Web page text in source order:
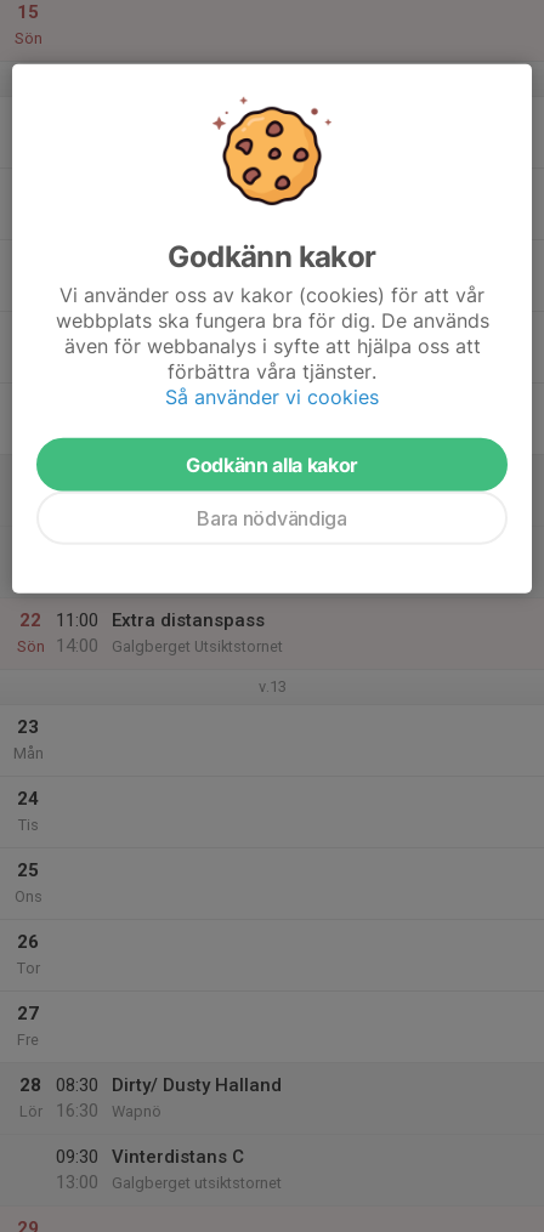
15
Sön
21 Obs! Ny samlingsplats Vinterdistans C
22
Sön
11:00
14:00
Extra distanspass
Galgberget Utsiktstornet
v.13
23
Mån
24
Tis
25
Ons
26
Tor
27
Fre
28
Lör
08:30
16:30
Dirty/ Dusty Halland
Wapnö
09:30
13:00
Vinterdistans C
Galgberget utsiktstornet
Godkänn kakor
Vi använder oss av kakor (cookies) för att vår
webbplats ska fungera bra för dig. De används
även för webbanalys i syfte att hjälpa oss att
förbättra våra tjänster.
Så använder vi cookies
Godkänn alla kakor
Bara nödvändiga